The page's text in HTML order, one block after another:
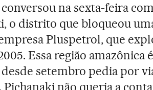
na sexta-feira
o distrito que bloqueou
Pluspetrol, que
Essa região amazônica
desde setembro pedia por